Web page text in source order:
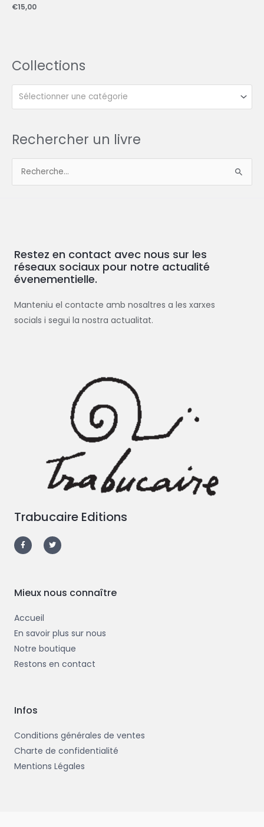
€15,00
Collections
Sélectionner une catégorie
Rechercher un livre
c
h
e
Restez en contact avec nous sur les
réseaux sociaux pour notre actualité
évenementielle.
Manteniu el contacte amb nosaltres a les xarxes
socials i segui la nostra actualitat.
Trabucaire Editions
a
c
e
-
f
w
i
t
Mieux nous connaître
Accueil
En savoir plus sur nous
Notre boutique
Restons en contact
Infos
Conditions générales de ventes
Charte de confidentialité
Mentions Légales